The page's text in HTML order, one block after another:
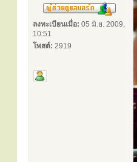
ลงทะเบียนเมื่อ: 05 มิ.ย. 2009,
10:51
โพสต์: 2919